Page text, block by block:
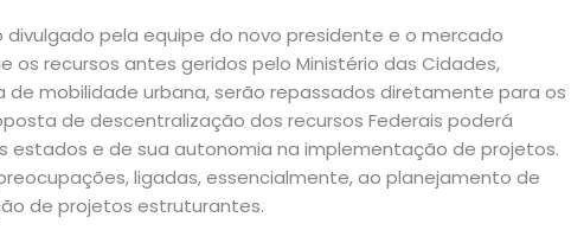
pela equipe do novo presidente e o mercado
recursos antes geridos pelo Ministério das Cidades,
de mobilidade urbana, serão repassados diretamente para os
de descentralização dos recursos Federais poderá
estados e de sua autonomia na implementação de projetos.
ligadas, essencialmente, ao planejamento de
de projetos estruturantes.